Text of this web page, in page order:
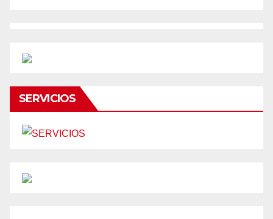
SERVICIOS